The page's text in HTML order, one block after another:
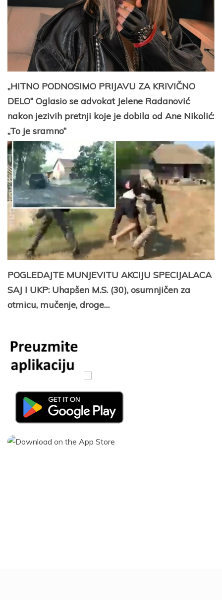
„HITNO PODNOSIMO PRIJAVU ZA KRIVIČNO
DELO“ Oglasio se advokat Jelene Radanović
nakon jezivih pretnji koje je dobila od Ane Nikolić:
„To je sramno“
POGLEDAJTE MUNJEVITU AKCIJU SPECIJALACA
SAJ I UKP: Uhapšen M.S. (30), osumnjičen za
otmicu, mučenje, droge…